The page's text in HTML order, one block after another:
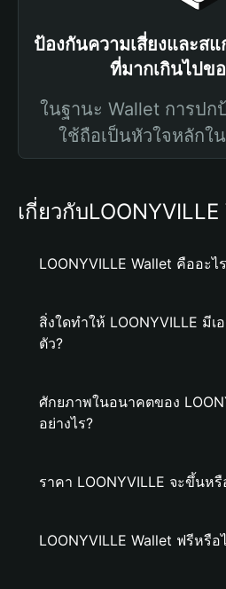
ป้องกันความเสี่ยงและส
ที่มากเกินไปข
ในฐานะ Wallet การปก
ใช้ถือเป็นหัวใจหลักใ
เกี่ยวกับ
LOONYVILLE Wallet คืออะไ
สิ่งใดทำให้ LOONYVILLE มี
ตัว?
ศักยภาพในอนาคตของ
อย่างไร?
ราคา LOONYVILLE จะขึ้นหรื
LOONYVILLE Wallet ฟรีหรือ